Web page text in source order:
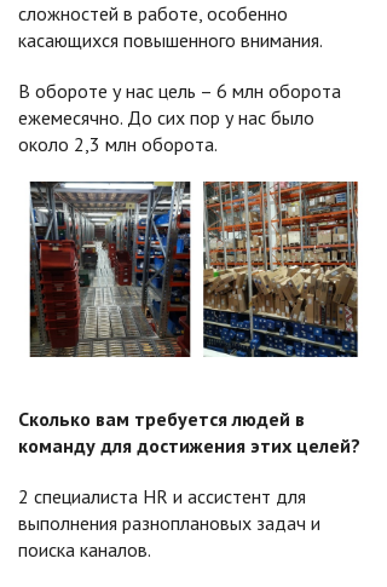
сложностей в работе, особенно
касающихся повышенного внимания.
В обороте у нас цель – 6 млн оборота
ежемесячно. До сих пор у нас было
около 2,3 млн оборота.
Сколько вам требуется людей в
команду для достижения этих целей?
2 специалиста HR и ассистент для
выполнения разноплановых задач и
поиска каналов.